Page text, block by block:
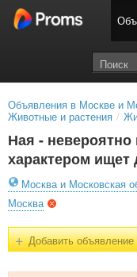
Объявления в Москве и
Животные и растения /
Ная -
характером ищет
Москва и Московская
Москва
+Добавить объявление